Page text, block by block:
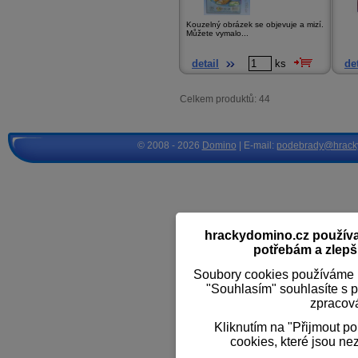
Kouzelný obrázek se objevuje a mizí.
Můžete vymalo...
detail ks
Celkem produktů: 44
hrackydomino.cz
potřebám a
Soubory cookies
"Souhlasím" souhlasíte s
Kliknutím na "Přijmout
cookies, které jsou
© 2008 - 2026 Domino | E-mail: